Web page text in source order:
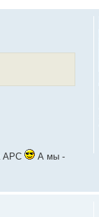
АРС
А мы -